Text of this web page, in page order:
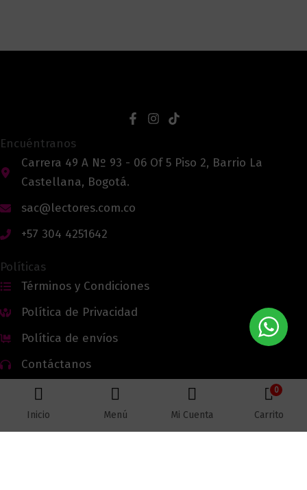
Encuéntranos
Carrera 49 A Nº 93 - 06 Of 5 Piso 2, Barrio La
Castellana, Bogotá.
sac@lectores.com.co
+57 304 4251642
Políticas
Términos y Condiciones
Política de Privacidad
Política de envíos
Contáctanos
Todos los derechos reservados © 2026 Lectores.co |
Inicio Menú Mi Cuenta
0
Carrito